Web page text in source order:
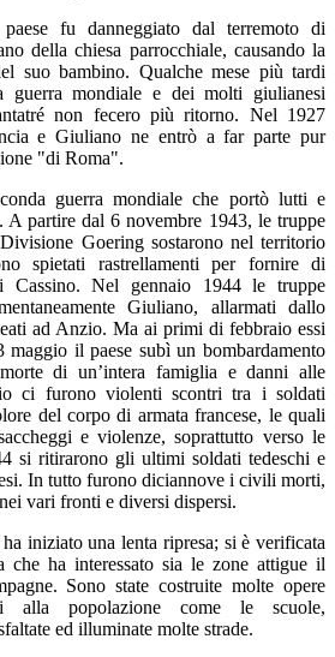
fu danneggiato dal terremoto di
della chiesa parrocchiale, causando la
suo bambino. Qualche mese più tardi
guerra mondiale e dei molti giulianesi
non fecero più ritorno. Nel 1927
e Giuliano ne entrò a far parte pur
"di Roma".
guerra mondiale che portò lutti e
A partire dal 6 novembre 1943, le truppe
Goering sostarono nel territorio
spietati rastrellamenti per fornire di
Cassino. Nel gennaio 1944 le truppe
Giuliano, allarmati dallo
ad Anzio. Ma ai primi di febbraio essi
il paese subì un bombardamento
di un’intera famiglia e danni alle
ci furono violenti scontri tra i soldati
del corpo di armata francese, le quali
e violenze, soprattutto verso le
si ritirarono gli ultimi soldati tedeschi e
In tutto furono diciannove i civili morti,
vari fronti e diversi dispersi.
iniziato una lenta ripresa; si è verificata
che ha interessato sia le zone attigue il
Sono state costruite molte opere
alla popolazione come le scuole,
ed illuminate molte strade.